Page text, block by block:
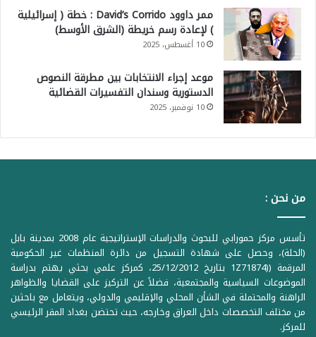
ممر داوود David’s Corrido : خطة ( إسرائيلية
) لإعادة رسم خريطة (الشرق الأوسط)
10 أغسطس، 2025
موعد إجراء الانتخابات بين مطرقة النصوص
الدستورية وسندان التفسيرات القضائية
10 نوفمبر، 2025
من نحن :
تأسس مركز حمورابي للبحوث والدراسات الإستراتيجية عام 2008 بمدينة بابل
(الحلة)، وحصل على شهادة التسجيل من دائرة المنظمات غير الحكومية
المرقمة ((1Z71874 بتاريخ 25/12/2012، كمركز علمي بحثي يهتم بدراسة
الموضوعات السياسية والمجتمعية، فضلاً عن التركيز على القضايا والظواهر
الراهنة والمحتملة في الشأن المحلي والإقليمي والدولي، ويتعامل مع باحثين
من مختلف التخصصات داخل العراق وخارجه، حيث تحتضن بغداد المقر الرئيسي
للمركز.